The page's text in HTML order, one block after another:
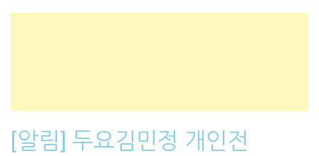
[알림] 두요김민정 개인전